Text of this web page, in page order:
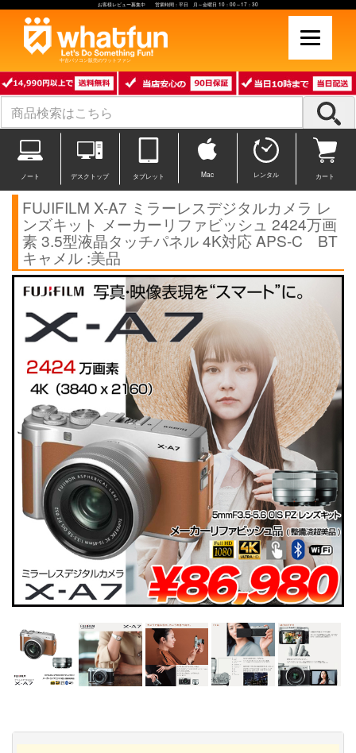
お客様レビュー募集中 営業時間：平日 月～金曜日 10：00～17：30
中古パソコン販売のワットファン
ノート デスクトップ タブレット Mac レンタル カート
FUJIFILM X-A7 ミラーレスデジタルカメラ レ
ンズキット メーカーリファビッシュ 2424万画
素 3.5型液晶タッチパネル 4K対応 APS-C BT
キャメル :美品